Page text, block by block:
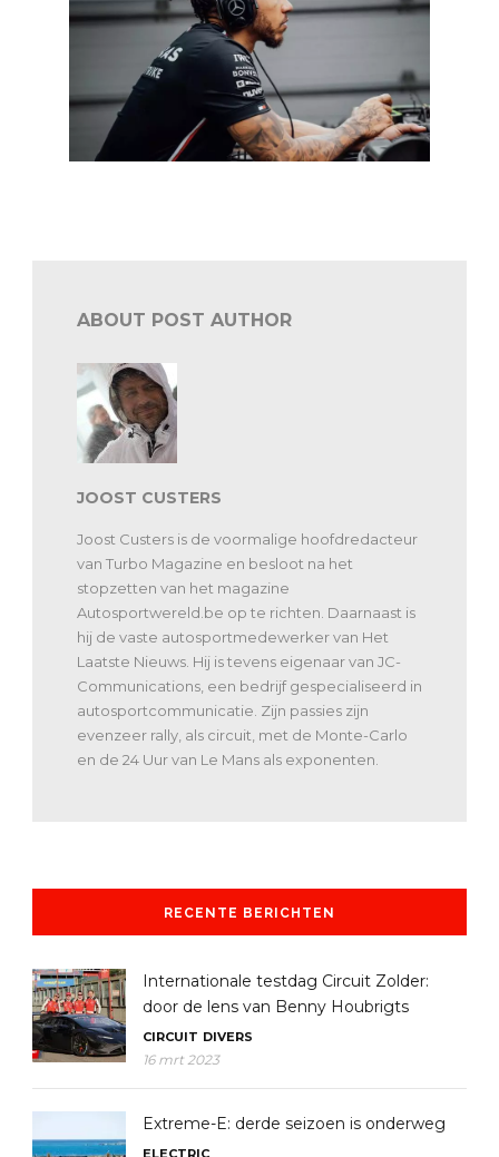
ABOUT POST AUTHOR
JOOST CUSTERS
Joost Custers is de voormalige hoofdredacteur
van Turbo Magazine en besloot na het
stopzetten van het magazine
Autosportwereld.be op te richten. Daarnaast is
hij de vaste autosportmedewerker van Het
Laatste Nieuws. Hij is tevens eigenaar van JC-
Communications, een bedrijf gespecialiseerd in
autosportcommunicatie. Zijn passies zijn
evenzeer rally, als circuit, met de Monte-Carlo
en de 24 Uur van Le Mans als exponenten.
RECENTE BERICHTEN
Internationale testdag Circuit Zolder:
door de lens van Benny Houbrigts
CIRCUIT DIVERS
16 mrt 2023
Extreme-E: derde seizoen is onderweg
ELECTRIC